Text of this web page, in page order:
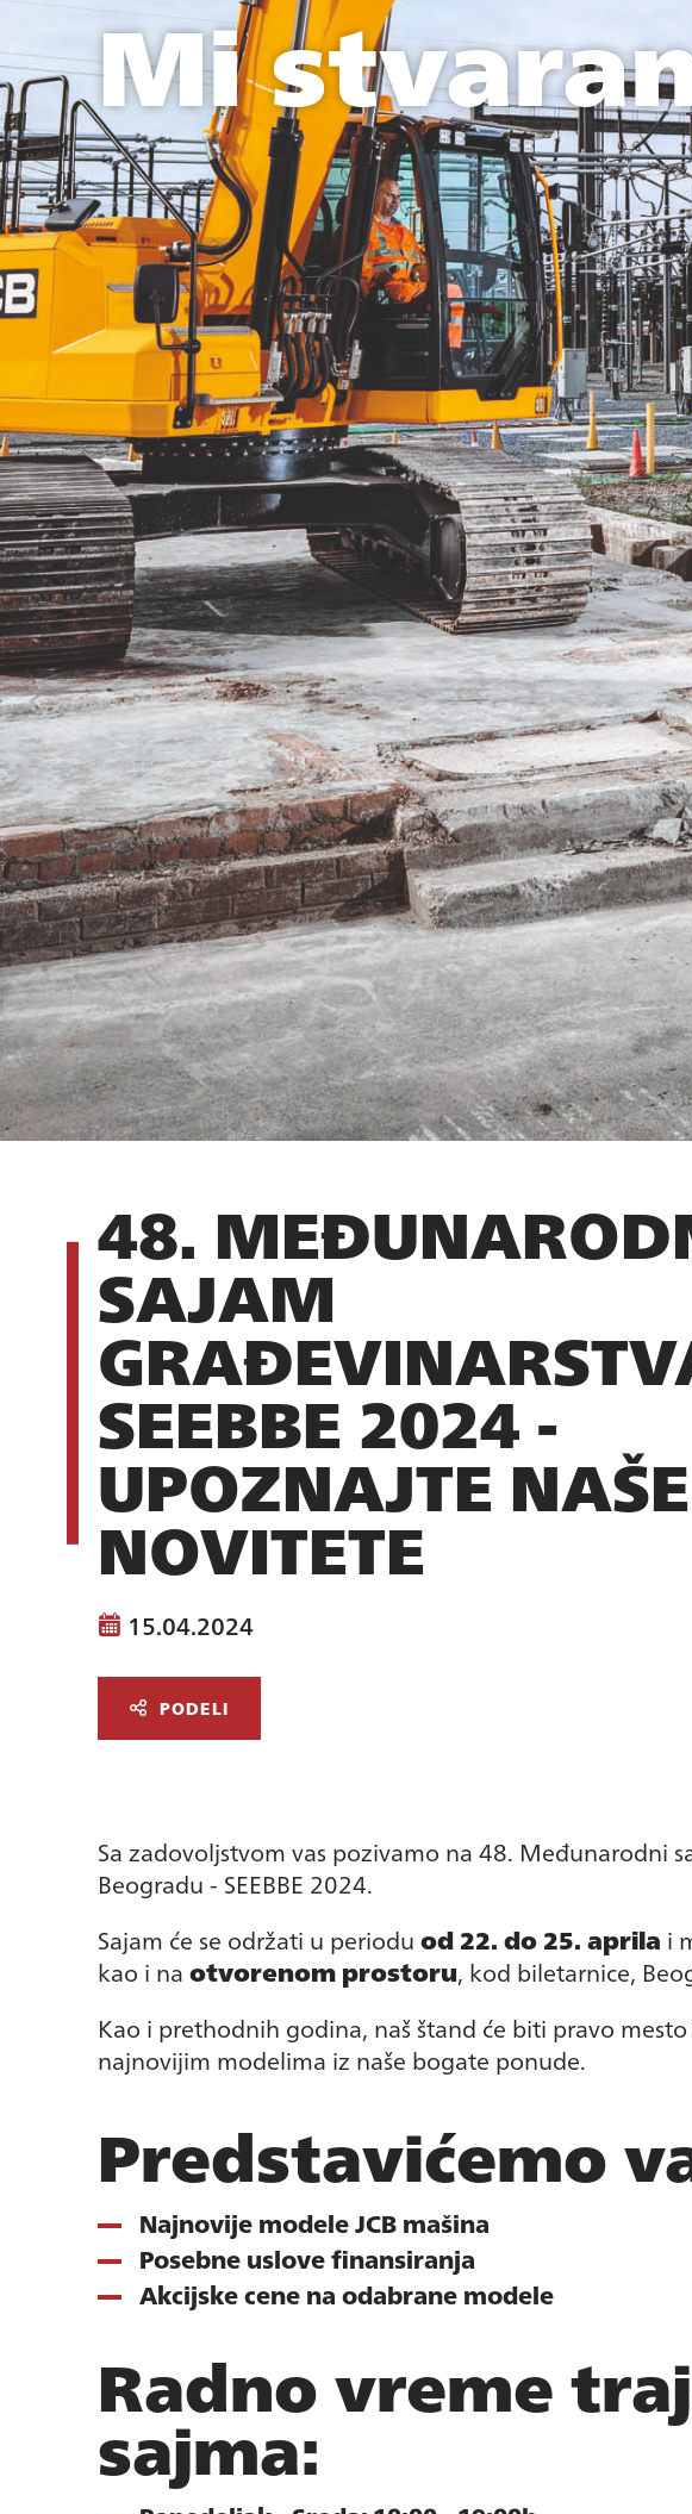
Mi
48.
SAJAM
SEEBBE 2024 -
UPOZNAJTE NAŠE
NOVITETE
15.04.2024
PODELI
Sa zadovoljstvom vas pozivamo na 48. Međunarodni
Beogradu - SEEBBE 2024.
Sajam će se održati u periodu od 22. do 25. aprila i
kao i na otvorenom prostoru, kod biletarnice,
Kao i prethodnih godina, naš štand će biti pravo
najnovijim modelima iz naše bogate ponude.
Predstavićemo
Najnovije modele JCB mašina
Posebne uslove finansiranja
Akcijske cene na odabrane modele
Radno vreme
sajma: